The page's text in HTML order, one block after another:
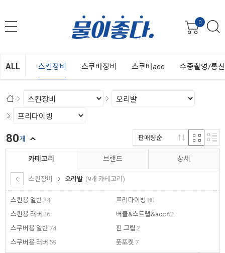
0
ALL 스킨장비 스쿠버장비 스쿠버acc 수중촬영/통
카테고리
스킨장비 오리발 (9개 카테고리)
스킨용 일반24
스킨용 러버 26
스쿠버용 일반 74
스쿠버용 러버 59
프리다이빙 80
버클&스트랩&acc 62
핀 그립 2
풋포켓 7
브랜드 상세
80개 판매량순